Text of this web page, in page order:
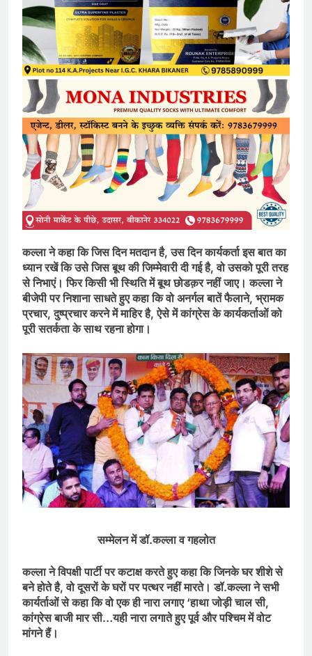
कल्ला ने कहा कि जिस दिन मतदान है, उस दिन कार्यकर्ता इस बात का
ध्यान रखें कि उसे जिस बूथ की जिम्मेवारी दी गई है, वो उसको पूरी तरह
से निभाएं। फिर किसी भी स्थिति में बूथ छोडक़र नहीं जाए। कल्ला ने
बीजेपी पर निशाना साधते हुए कहा कि वो अनर्गल बातें फैलाने, भ्रामक
प्रचार, दुष्प्रचार करने में माहिर है, ऐसे में कांग्रेस के कार्यकर्ताओं को
पूरी सतर्कता के साथ रहना होगा।
सम्मेलन में डॉ.कल्ला व गहलोत
कल्ला ने विपक्षी पार्टी पर कटाक्ष करते हुए कहा कि जिनके घर शीशे से
बने होते है, वो दूसरों के घरों पर पत्थर नहीं मारते। डॉ.कल्ला ने सभी
कार्यर्ताओं से कहा कि वो एक ही नारा लगाए ‘हाथा जोड़ी चाल सी,
कांग्रेस बाजी मार सी…यही नारा लगाते हुए पूर्व और पश्चिम में वोट
मांगने हैं।